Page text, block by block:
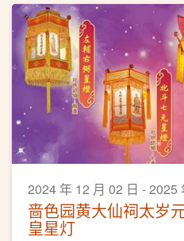
2024 年 12 月 02 日 - 2025
啬色园黄大仙祠太岁
皇星灯